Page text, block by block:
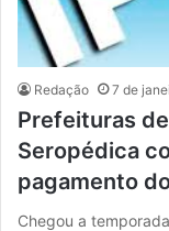
Redação 7 de
Prefeituras
Seropédica
pagamento
Chegou a